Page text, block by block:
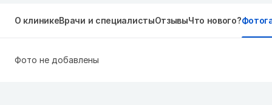
О клиникеВрачи и специалистыОтзывыЧто нового?
Фото не добавлены